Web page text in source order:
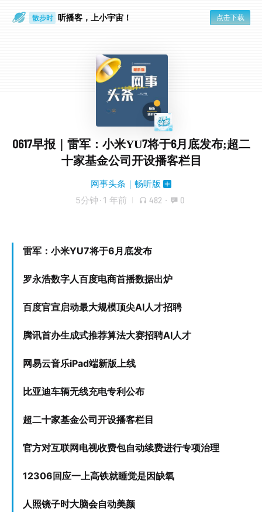
散步时 听播客，上小宇宙！ 点击下载
0617早报｜雷军：小米YU7将于6月底发布;超二
十家基金公司开设播客栏目
网事头条｜畅听版
5分钟 · 1 年前 482 · 0
雷军：小米YU7将于6月底发布
罗永浩数字人百度电商首播数据出炉
百度官宣启动最大规模顶尖AI人才招聘
腾讯首办生成式推荐算法大赛招聘AI人才
网易云音乐iPad端新版上线
比亚迪车辆无线充电专利公布
超二十家基金公司开设播客栏目
官方对互联网电视收费包自动续费进行专项治理
12306回应一上高铁就睡觉是因缺氧
人照镜子时大脑会自动美颜